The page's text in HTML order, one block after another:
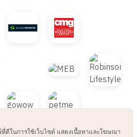
ที่ดีในการใช้เว็บไซต์ แสดงเนื้อหาและโฆษณา